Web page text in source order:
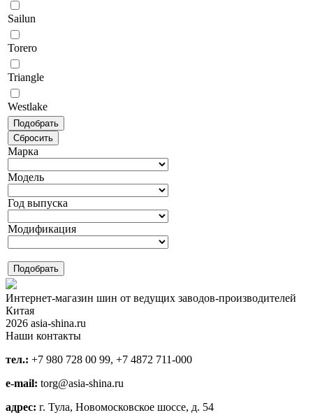
Sailun
Torero
Triangle
Westlake
Марка
Модель
Год выпуска
Модификация
Интернет-магазин шин от ведущих заводов-производителей
Китая
2026 asia-shina.ru
Наши контакты
тел.: +7 980 728 00 99, +7 4872 711-000
e-mail: torg@asia-shina.ru
адрес: г. Тула, Новомосковское шоссе, д. 54